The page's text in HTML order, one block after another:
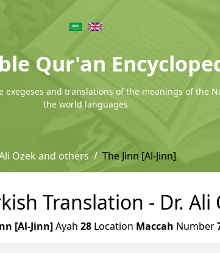
Qur'an
exegeses and translations of the meanings of the
the world languages
Ozek and others The Jinn [Al-Jinn]
Translation - Dr.
[Al-Jinn]Ayah 28 Location Maccah Number